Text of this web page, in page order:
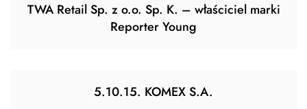
TWA Retail Sp. z o.o. Sp. K. – właściciel marki
Reporter Young
5.10.15. KOMEX S.A.